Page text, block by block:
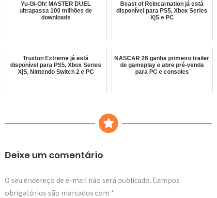
Yu-Gi-Oh! MASTER DUEL
ultrapassa 100 milhões de
downloads
Beast of Reincarnation já está
disponível para PS5, Xbox Series
X|S e PC
Truxton Extreme já está
disponível para PS5, Xbox Series
X|S, Nintendo Switch 2 e PC
NASCAR 26 ganha primeiro trailer
de gameplay e abre pré-venda
para PC e consoles
Deixe um comentário
O seu endereço de e-mail não será publicado. Campos
obrigatórios são marcados com *